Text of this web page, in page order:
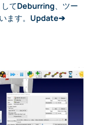
てDeburring、ツー
ます。 Update➔